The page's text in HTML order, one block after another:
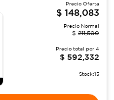
Precio Oferta
$ 148,083
Precio Normal
$ 211,500
Precio total por 4
$ 592,332
Stock:15